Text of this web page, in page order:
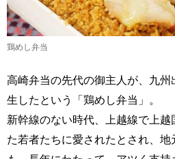
鶏めし弁当
高崎弁当の先代の御主人が、九
生したという「鶏めし弁当」。
新幹線のない時代、上越線で上
た若者たちに愛されたとされ、地